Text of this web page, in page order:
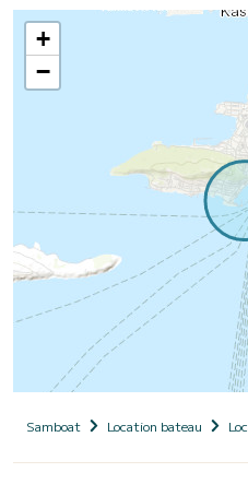
+
−
Samboat Location bateau